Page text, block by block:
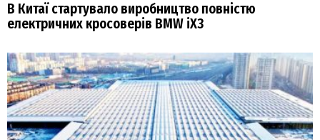
В Китаї стартувало виробництво повністю
електричних кросоверів BMW iX3